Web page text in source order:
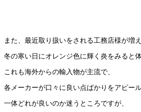
また、最近取り扱いをされる工務店様が増
冬の寒い日にオレンジ色に輝く炎をみると
これも海外からの輸入物が主流で、
各メーカーが口々に良い点ばかりをアピール
一体どれが良いのか迷うところですが、